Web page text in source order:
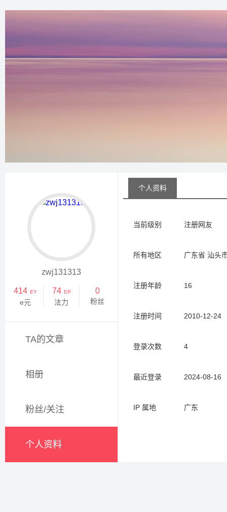
zwj131313
414 EY
e元
74 EP
法力
0
粉丝
TA的文章
相册
粉丝/关注
个人资料
个人资料
当前级别 注册网友
所有地区 广东省 汕头
注册年龄 16
注册时间 2010-12-24
登录次数 4
最近登录 2024-08-16
IP 属地 广东